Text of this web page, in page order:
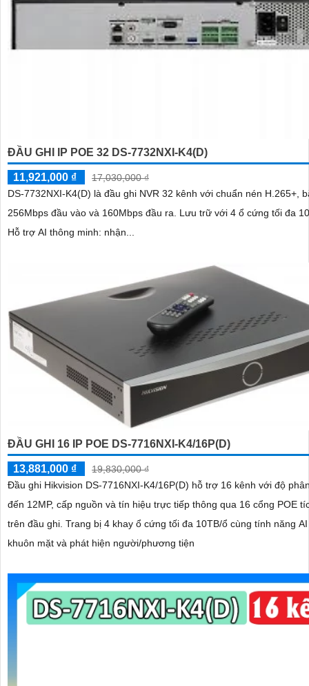
ĐẦU GHI IP POE 32 DS-7732NXI-K4(D)
11,921,000 ₫
17,030,000 ₫
DS-7732NXI-K4(D) là đầu ghi NVR 32 kênh với chuẩn nén H.265+,
256Mbps đầu vào và 160Mbps đầu ra. Lưu trữ với 4 ổ cứng tối đa 10TB mỗi ổ.
Hỗ trợ AI thông minh: nhận...
ĐẦU GHI 16 IP POE DS-7716NXI-K4/16P(D)
13,881,000 ₫
19,830,000 ₫
Đầu ghi Hikvision DS-7716NXI-K4/16P(D) hỗ trợ 16 kênh với độ
đến 12MP, cấp nguồn và tín hiệu trực tiếp thông qua 16 cổng POE
trên đầu ghi. Trang bị 4 khay ổ cứng tối đa 10TB/ổ cùng tính năng AI nhận diện
khuôn mặt và phát hiện người/phương tiện